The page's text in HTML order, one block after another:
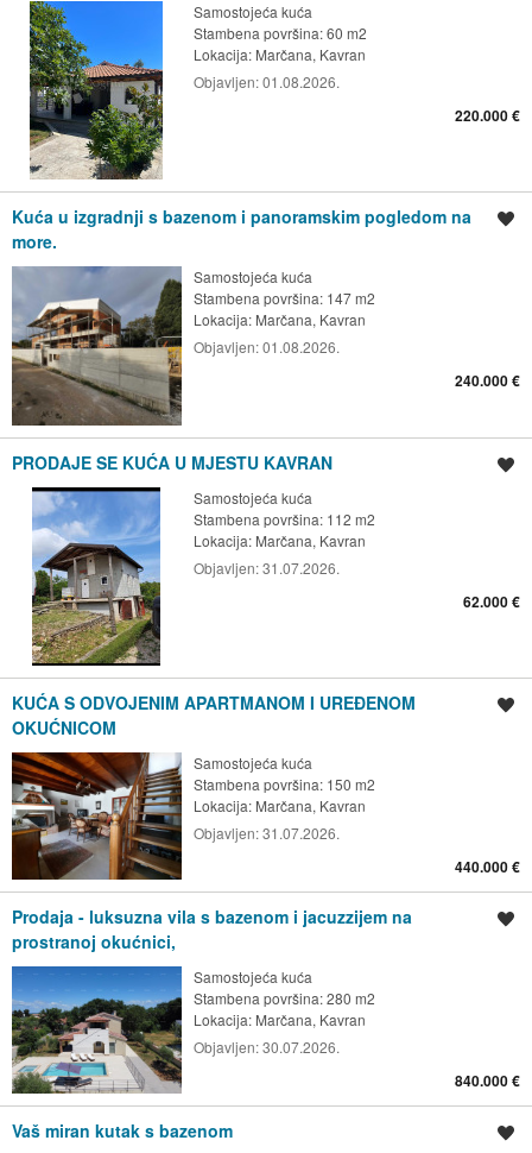
Samostojeća kuća
Stambena površina: 60 m2
Lokacija: Marčana, Kavran
Objavljen:01.08.2026.
220.000 €
Kuća u izgradnji s bazenom i panoramskim pogledom na
more.
Samostojeća kuća
Stambena površina: 147 m2
Lokacija: Marčana, Kavran
Objavljen:01.08.2026.
240.000 €
PRODAJE SE KUĆA U MJESTU KAVRAN
Samostojeća kuća
Stambena površina: 112 m2
Lokacija: Marčana, Kavran
Objavljen:31.07.2026.
62.000 €
KUĆA S ODVOJENIM APARTMANOM I UREĐENOM
OKUĆNICOM
Samostojeća kuća
Stambena površina: 150 m2
Lokacija: Marčana, Kavran
Objavljen:31.07.2026.
440.000 €
Prodaja - luksuzna vila s bazenom i jacuzzijem na
prostranoj okućnici,
Samostojeća kuća
Stambena površina: 280 m2
Lokacija: Marčana, Kavran
Objavljen:30.07.2026.
840.000 €
Vaš miran kutak s bazenom